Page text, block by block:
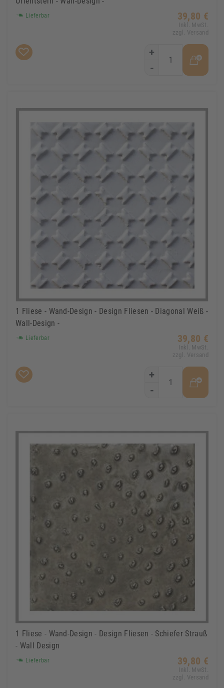
Lieferbar 39,80 €
Inkl. MwSt.
zzgl. Versand
+
-
1 Fliese - Wand-Design - Design Fliesen - Diagonal Weiß -
Wall-Design -
Lieferbar 39,80 €
Inkl. MwSt.
zzgl. Versand
+
-
1 Fliese - Wand-Design - Design Fliesen - Schiefer Strauß
- Wall Design
Lieferbar 39,80 €
Inkl. MwSt.
zzgl. Versand